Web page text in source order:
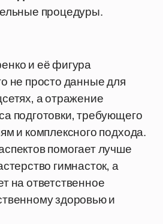
процедуры.
и её фигура
не просто данные для
а отражение
подготовки, требующего
и комплексного подхода.
помогает лучше
гимнасток, а
на ответственное
здоровью и